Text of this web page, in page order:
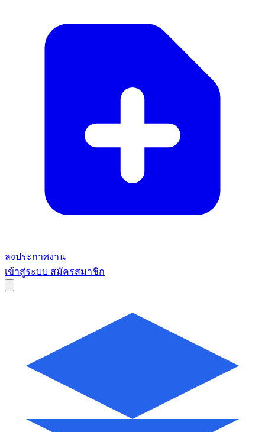
ลงประกาศงาน
เข้าสู่ระบบ สมัครสมาชิก